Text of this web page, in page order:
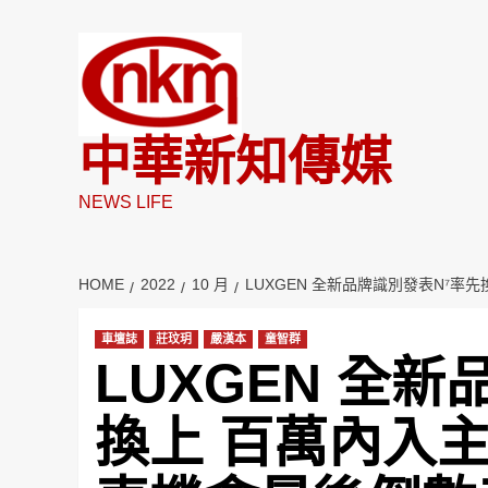
中華新知傳媒
NEWS LIFE
HOME 2022 10 月 LUXGEN 全新品牌識別發表N⁷率
車壇誌 莊玟玥 嚴漢本 童智群
LUXGEN 全新
換上 百萬內入